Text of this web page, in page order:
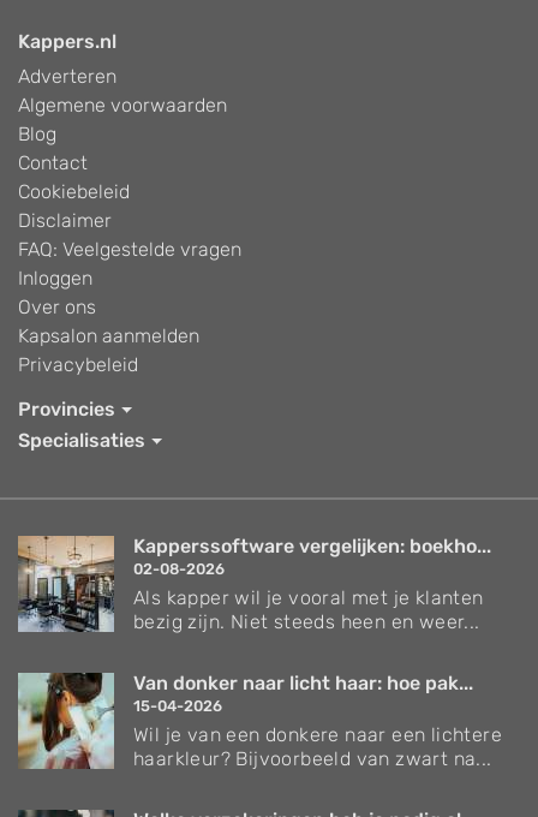
Kappers.nl
Adverteren
Algemene voorwaarden
Blog
Contact
Cookiebeleid
Disclaimer
FAQ: Veelgestelde vragen
Inloggen
Over ons
Kapsalon aanmelden
Privacybeleid
Provincies
Specialisaties
Kapperssoftware vergelijken: boekho...
02-08-2026
Als kapper wil je vooral met je klanten
bezig zijn. Niet steeds heen en weer...
Van donker naar licht haar: hoe pak...
15-04-2026
Wil je van een donkere naar een lichtere
haarkleur? Bijvoorbeeld van zwart na...